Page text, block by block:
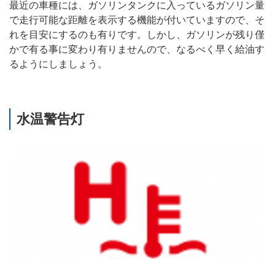
最近の車種には、ガソリンタンクに入っているガソリン量
で走行可能な距離を表示する機能が付いていますので、そ
れを目安にするのも有りです。しかし、ガソリンが残り僅
かで有る事に変わり有りませんので、なるべく早く給油す
るようにしましょう。
水温警告灯